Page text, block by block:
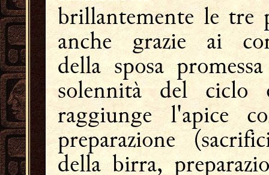
brillantemente le tre
anche grazie ai
della sposa
solennità del ciclo
raggiunge l'apice
preparazione
della birra,